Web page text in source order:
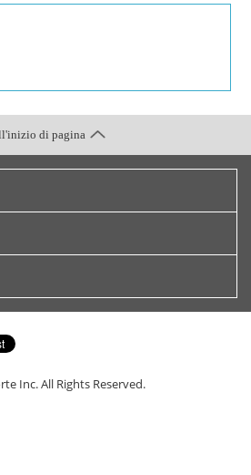
Inc.All Rights Reserved.
di pagina